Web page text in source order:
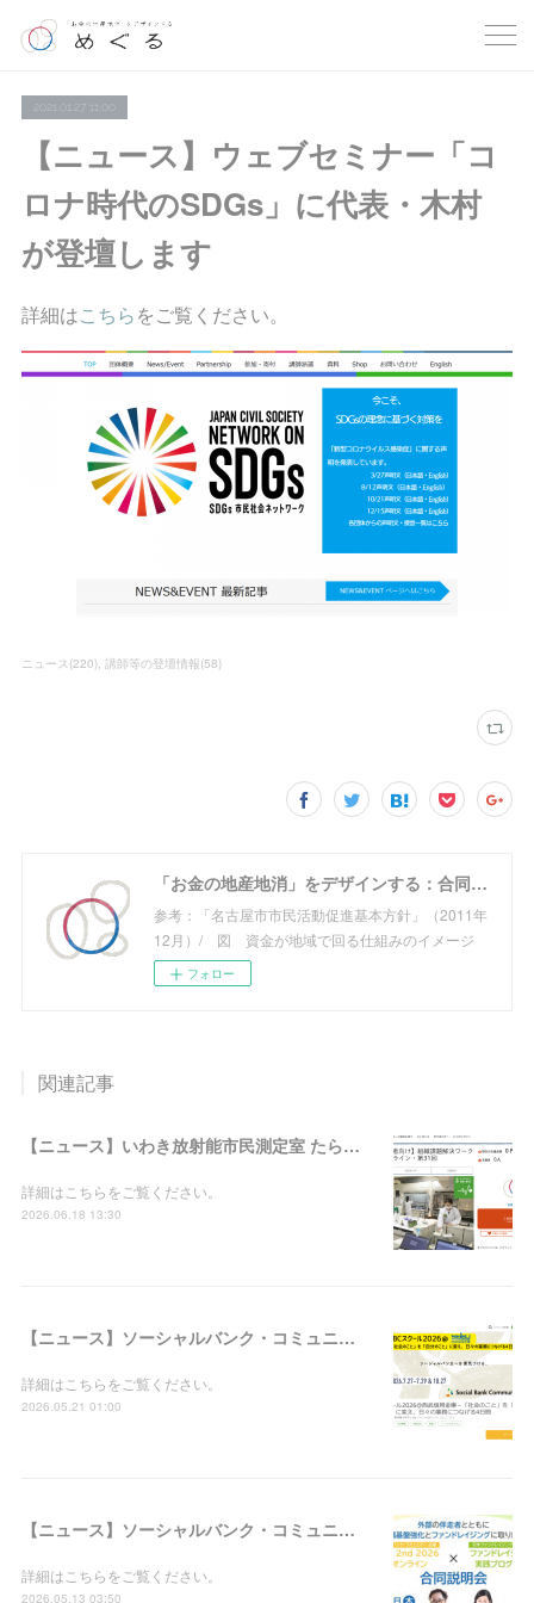
2021.01.27 11:00
【ニュース】ウェブセミナー「コ
ロナ時代のSDGs」に代表・木村
が登壇します
詳細はこちらをご覧ください。
ニュース(220) 講師等の登壇情報(58)
「お金の地産地消」をデザインする：合同会社めぐる
参考：「名古屋市市民活動促進基本方針」（2011年
12月）/ 図 資金が地域で回る仕組みのイメージ
フォロー
関連記事
【ニュース】いわき放射能市民測定室 たらちね：「組織課題解決ワークショップ＠オンライン・第31回」の支援者募集を開始しました
詳細はこちらをご覧ください。
2026.06.18 13:30
【ニュース】ソーシャルバンク・コミュニティ：「SBCスクール2026＠西武信用金庫－『社会のこと』を『自分のこと』に変え、日々の業務につなげる4日間」の参加者募集を開始しました
詳細はこちらをご覧ください。
2026.05.21 01:00
【ニュース】ソーシャルバンク・コミュニティ：「WILL 2nd 2026＠オンライン × ファンドレイジング実践プログラム合同説明会」の参加者募集を開始しました
詳細はこちらをご覧ください。
2026.05.13 03:50